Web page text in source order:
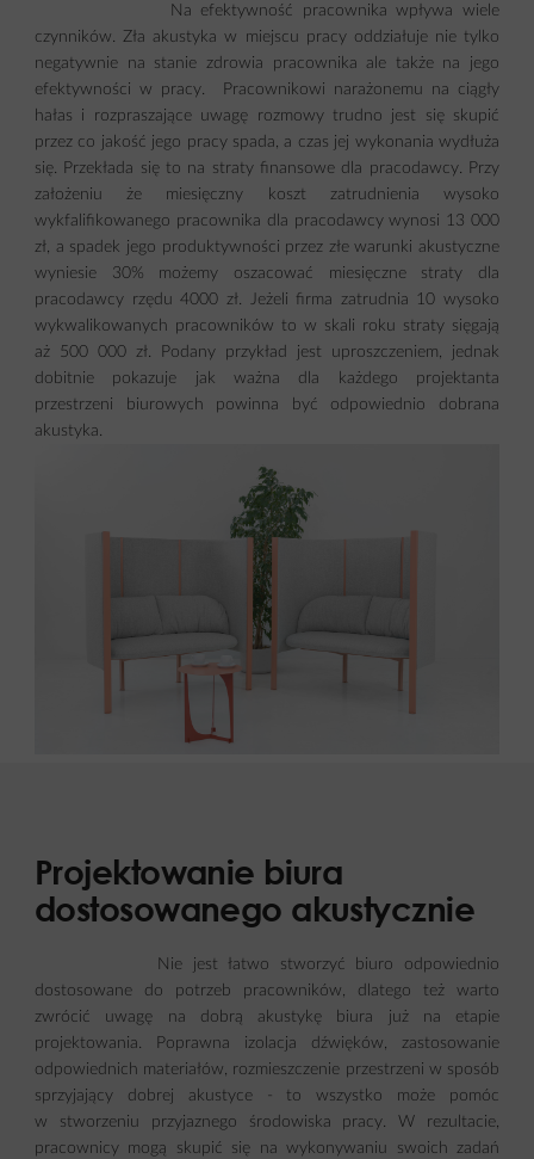
Na efektywność pracownika wpływa wiele
czynników. Zła akustyka w miejscu pracy oddziałuje nie tylko
negatywnie na stanie zdrowia pracownika ale także na jego
efektywności w pracy. Pracownikowi narażonemu na ciągły
hałas i rozpraszające uwagę rozmowy trudno jest się skupić
przez co jakość jego pracy spada, a czas jej wykonania wydłuża
się. Przekłada się to na straty finansowe dla pracodawcy. Przy
założeniu że miesięczny koszt zatrudnienia wysoko
wykfalifikowanego pracownika dla pracodawcy wynosi 13 000
zł, a spadek jego produktywności przez złe warunki akustyczne
wyniesie 30% możemy oszacować miesięczne straty dla
pracodawcy rzędu 4000 zł. Jeżeli firma zatrudnia 10 wysoko
wykwalikowanych pracowników to w skali roku straty sięgają
aż 500 000 zł. Podany przykład jest uproszczeniem, jednak
dobitnie pokazuje jak ważna dla każdego projektanta
przestrzeni biurowych powinna być odpowiednio dobrana
akustyka.
Projektowanie biura
dostosowanego akustycznie
Nie jest łatwo stworzyć biuro odpowiednio
dostosowane do potrzeb pracowników, dlatego też warto
zwrócić uwagę na dobrą akustykę biura już na etapie
projektowania. Poprawna izolacja dźwięków, zastosowanie
odpowiednich materiałów, rozmieszczenie przestrzeni w sposób
sprzyjający dobrej akustyce - to wszystko może pomóc
w stworzeniu przyjaznego środowiska pracy. W rezultacie,
pracownicy mogą skupić się na wykonywaniu swoich zadań